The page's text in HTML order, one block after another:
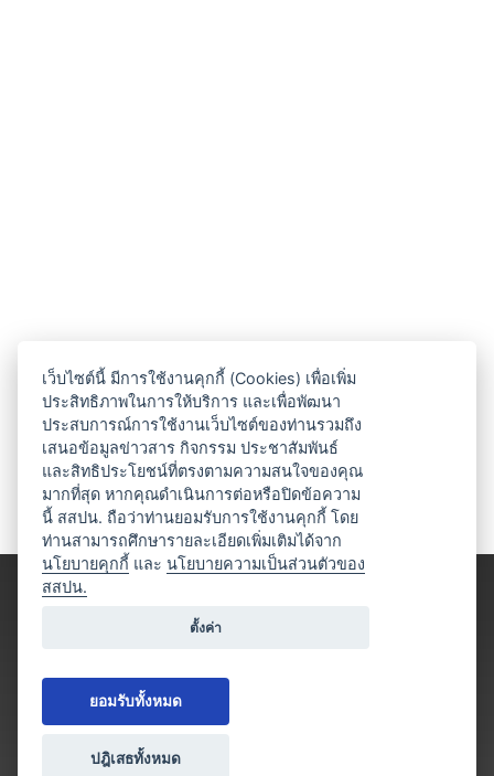
เว็บไซต์นี้ มีการใช้งานคุกกี้ (Cookies) เพื่อเพิ่ม
ประสิทธิภาพในการให้บริการ และเพื่อพัฒนา
ประสบการณ์การใช้งานเว็บไซต์ของท่านรวมถึง
เสนอข้อมูลข่าวสาร กิจกรรม ประชาสัมพันธ์
และสิทธิประโยชน์ที่ตรงตามความสนใจของคุณ
มากที่สุด หากคุณดำเนินการต่อหรือปิดข้อความ
นี้ สสปน. ถือว่าท่านยอมรับการใช้งานคุกกี้ โดย
ท่านสามารถศึกษารายละเอียดเพิ่มเติมได้จาก
นโยบายคุกกี้ และนโยบายความเป็นส่วนตัวของ
สสปน.
ตั้งค่า
ยอมรับทั้งหมด
ปฎิเสธทั้งหมด